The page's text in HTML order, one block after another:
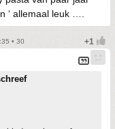
‘ allemaal leuk ….
• 30